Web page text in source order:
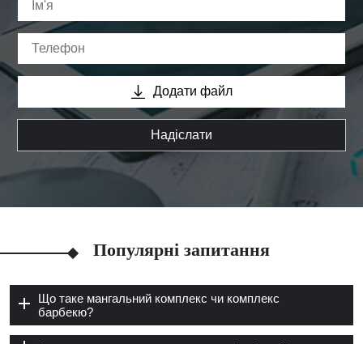
Додати файл
Надіслати
Популярні запитання
Що таке мангальний комплекс чи комплекс
барбекю?